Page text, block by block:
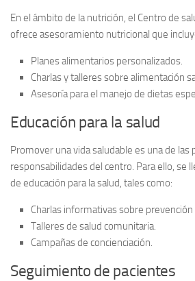
En el ámbito de la nutrición, el Centro de
ofrece asesoramiento nutricional que
Planes alimentarios personalizados.
Charlas y talleres sobre alimentación
Asesoría para el manejo de dietas
Educación para la salud
Promover una vida saludable es una de las
responsabilidades del centro. Para ello, se
de educación para la salud, tales como:
Charlas informativas sobre
Talleres de salud comunitaria.
Campañas de concienciación.
Seguimiento de pacientes